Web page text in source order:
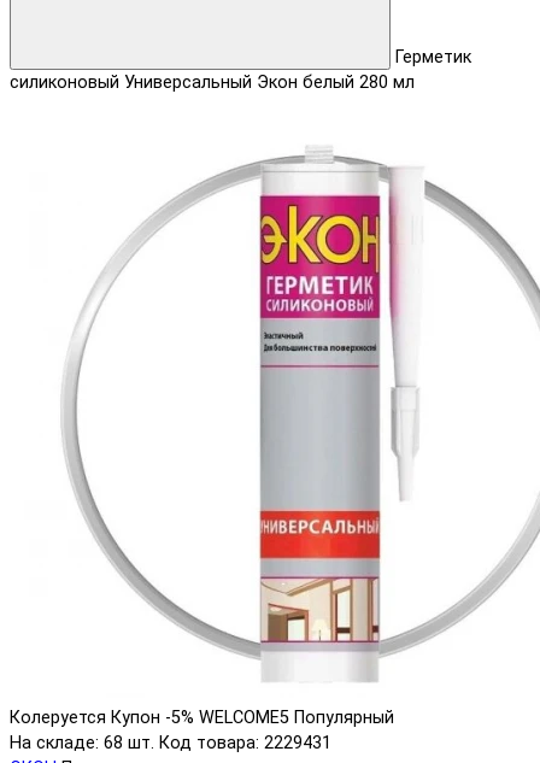
Герметик
силиконовый Универсальный Экон белый 280 мл
Колеруется Купон -5% WELCOME5 Популярный
На складе: 68 шт. Код товара: 2229431